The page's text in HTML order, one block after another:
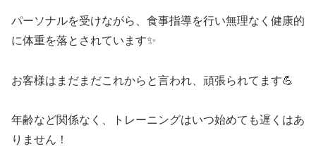
パーソナルを受けながら、食事指導を行い無理なく健康的
に体重を落とされています✨
お客様はまだまだこれからと言われ、頑張られてます💪
年齢など関係なく、トレーニングはいつ始めても遅くはあ
りません！